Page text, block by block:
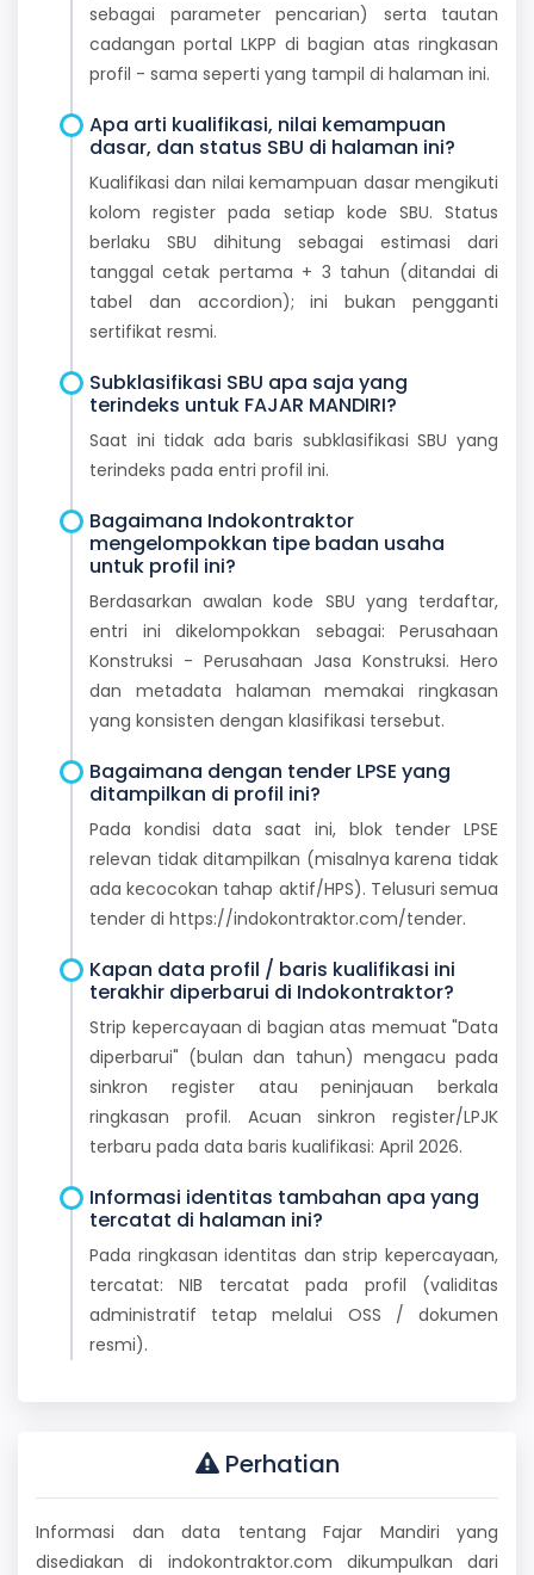
sebagai parameter pencarian) serta tautan
cadangan portal LKPP di bagian atas ringkasan
profil - sama seperti yang tampil di halaman ini.
Apa arti kualifikasi, nilai kemampuan
dasar, dan status SBU di halaman ini?
Kualifikasi dan nilai kemampuan dasar mengikuti
kolom register pada setiap kode SBU. Status
berlaku SBU dihitung sebagai estimasi dari
tanggal cetak pertama + 3 tahun (ditandai di
tabel dan accordion); ini bukan pengganti
sertifikat resmi.
Subklasifikasi SBU apa saja yang
terindeks untuk FAJAR MANDIRI?
Saat ini tidak ada baris subklasifikasi SBU yang
terindeks pada entri profil ini.
Bagaimana Indokontraktor
mengelompokkan tipe badan usaha
untuk profil ini?
Berdasarkan awalan kode SBU yang terdaftar,
entri ini dikelompokkan sebagai: Perusahaan
Konstruksi - Perusahaan Jasa Konstruksi. Hero
dan metadata halaman memakai ringkasan
yang konsisten dengan klasifikasi tersebut.
Bagaimana dengan tender LPSE yang
ditampilkan di profil ini?
Pada kondisi data saat ini, blok tender LPSE
relevan tidak ditampilkan (misalnya karena tidak
ada kecocokan tahap aktif/HPS). Telusuri semua
tender di https://indokontraktor.com/tender.
Kapan data profil / baris kualifikasi ini
terakhir diperbarui di Indokontraktor?
Strip kepercayaan di bagian atas memuat "Data
diperbarui" (bulan dan tahun) mengacu pada
sinkron register atau peninjauan berkala
ringkasan profil. Acuan sinkron register/LPJK
terbaru pada data baris kualifikasi: April 2026.
Informasi identitas tambahan apa yang
tercatat di halaman ini?
Pada ringkasan identitas dan strip kepercayaan,
tercatat: NIB tercatat pada profil (validitas
administratif tetap melalui OSS / dokumen
resmi).
Perhatian
Informasi dan data tentang Fajar Mandiri yang
disediakan di indokontraktor.com dikumpulkan dari